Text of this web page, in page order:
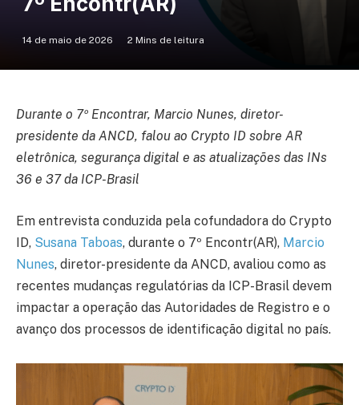
14 de maio de 2026 2 Mins de leitura
Durante o 7º Encontrar, Marcio Nunes, diretor-
presidente da ANCD, falou ao Crypto ID sobre AR
eletrônica, segurança digital e as atualizações das INs
36 e 37 da ICP-Brasil
Em entrevista conduzida pela cofundadora do Crypto
ID, Susana Taboas, durante o 7º Encontr(AR), Marcio
Nunes, diretor-presidente da ANCD, avaliou como as
recentes mudanças regulatórias da ICP-Brasil devem
impactar a operação das Autoridades de Registro e o
avanço dos processos de identificação digital no país.